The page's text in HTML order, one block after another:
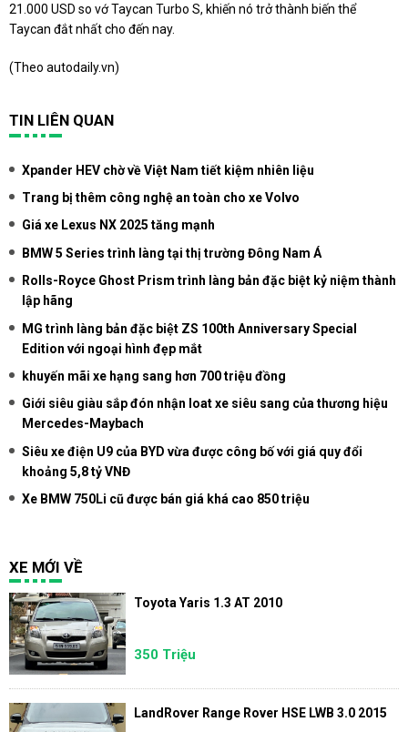
21.000 USD so vớ Taycan Turbo S, khiến nó trở thành biến thể
Taycan đắt nhất cho đến nay.
(Theo autodaily.vn)
TIN LIÊN QUAN
Xpander HEV chờ về Việt Nam tiết kiệm nhiên liệu
Trang bị thêm công nghệ an toàn cho xe Volvo
Giá xe Lexus NX 2025 tăng mạnh
BMW 5 Series trình làng tại thị trường Đông Nam Á
Rolls-Royce Ghost Prism trình làng bản đặc biệt kỷ niệm thành
lập hãng
MG trình làng bản đặc biệt ZS 100th Anniversary Special
Edition với ngoại hình đẹp mắt
khuyến mãi xe hạng sang hơn 700 triệu đồng
Giới siêu giàu sắp đón nhận loat xe siêu sang của thương hiệu
Mercedes-Maybach
Siêu xe điện U9 của BYD vừa được công bố với giá quy đổi
khoảng 5,8 tỷ VNĐ
Xe BMW 750Li cũ được bán giá khá cao 850 triệu
XE MỚI VỀ
Toyota Yaris 1.3 AT 2010
350 Triệu
LandRover Range Rover HSE LWB 3.0 2015